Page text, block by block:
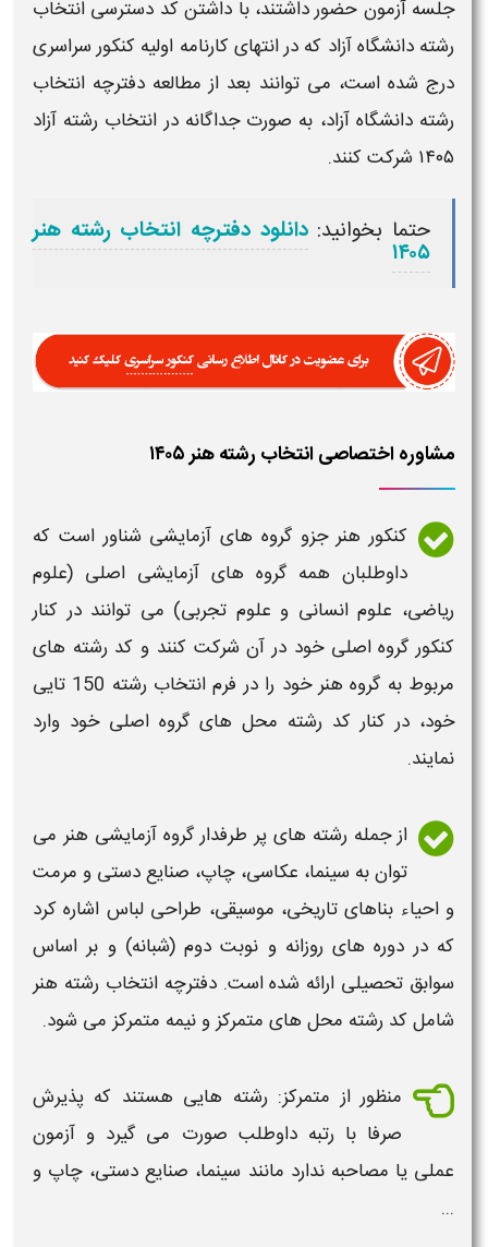
جلسهآزمون حضور داشتند، با داشتن کد دسترسی انتخاب
رشته دانشگاه آزاد که در انتهای کارنامه اولیه کنکور سراسری
درج شده است، می توانند بعد از مطالعه دفترچه انتخاب
رشته دانشگاه آزاد، به صورت جداگانه در انتخاب رشته آزاد
۱۴۰۵ شرکت کنند.
حتما بخوانید: دانلود دفترچه انتخاب رشته هنر
۱۴۰۵
مشاوره اختصاصی انتخاب رشته هنر ۱۴۰۵
کنکور هنرجزو گروه های آزمایشی شناور است که
داوطلبان همه گروه های آزمایشی اصلی (علوم
ریاضی، علوم انسانی و علوم تجربی) می توانند در کنار
کنکور گروه اصلی خود در آن شرکت کنند و کد رشته های
مربوط به گروه هنرخود را در فرم انتخاب رشته
150 تایی
خود، در کنار کد رشته محل های گروه اصلی خود وارد
نمایند.
از جمله رشته های پر طرفدار گروه آزمایشی هنر می
توان به سینما، عکاسی، چاپ، صنایع دستی و مرمت
و احیاء بناهای تاریخی، موسیقی، طراحی لباس اشاره کرد
که در دوره های روزانه و نوبت دوم (شبانه) و بر اساس
سوابق تحصیلی ارائه شده است. دفترچهانتخاب رشته هنر
شامل کد رشته محل های متمرکز و نیمه متمرکز می شود.
منظور از متمرکز: رشته هایی هستند که پذیرش
صرفا با رتبه داوطلب صورت می گیرد و آزمون
عملی یا مصاحبه ندارد مانند سینما، صنایع دستی، چاپ و
...